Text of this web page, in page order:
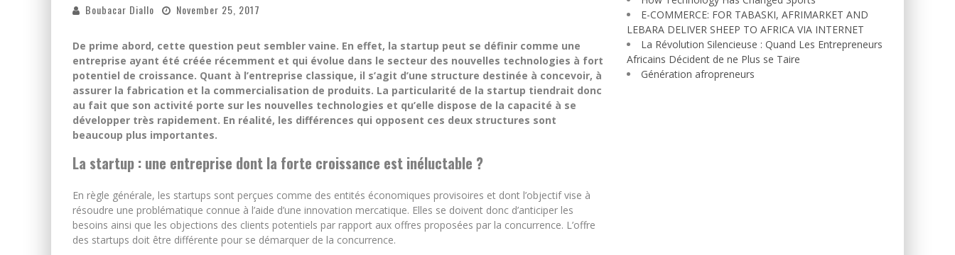
Boubacar Diallo November 25, 2017
De prime abord, cette question peut sembler vaine. En effet, la startup peut se définir comme une
entreprise ayant été créée récemment et qui évolue dans le secteur des nouvelles technologies à fort
potentiel de croissance. Quant à l’entreprise classique, il s’agit d’une structure destinée à concevoir, à
assurer la fabrication et la commercialisation de produits. La particularité de la startup tiendrait donc
au fait que son activité porte sur les nouvelles technologies et qu’elle dispose de la capacité à se
développer très rapidement. En réalité, les différences qui opposent ces deux structures sont
beaucoup plus importantes.
La startup : une entreprise dont la forte croissance est inéluctable ?
En règle générale, les startups sont perçues comme des entités économiques provisoires et dont l’objectif vise à
résoudre une problématique connue à l’aide d’une innovation mercatique. Elles se doivent donc d’anticiper les
besoins ainsi que les objections des clients potentiels par rapport aux offres proposées par la concurrence. L’offre
des startups doit être différente pour se démarquer de la concurrence.
E-COMMERCE: FOR TABASKI, AFRIMARKET AND
LEBARA DELIVER SHEEP TO AFRICA VIA INTERNET
La Révolution Silencieuse : Quand Les Entrepreneurs
Africains Décident de ne Plus se Taire
Génération afropreneurs